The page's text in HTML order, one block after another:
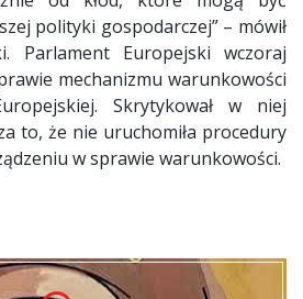
polityki gospodarczej” – mówił
Parlament Europejski wczoraj
mechanizmu warunkowości
Skrytykował w niej
to, że nie uruchomiła procedury
w sprawie warunkowości.